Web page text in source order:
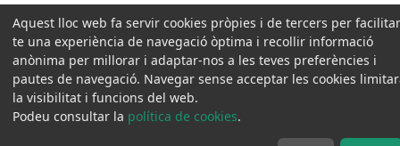
Aquest lloc web fa servir cookies pròpies i de tercers per
te una experiència de navegació òptima i recollir informació
anònima per millorar i adaptar-nos a les teves preferències i
pautes de navegació. Navegar sense acceptar les cookies
la visibilitat i funcions del web.
Podeu consultar la política de cookies.